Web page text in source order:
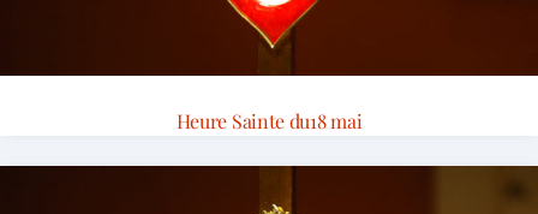
Heure Sainte du18 mai